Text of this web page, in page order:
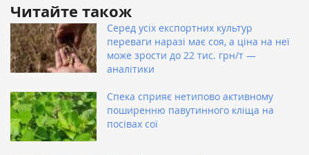
Читайте також
Серед усіх експортних культур
переваги наразі має соя, а ціна на неї
може зрости до 22 тис. грн/т —
аналітики
Спека сприяє нетипово активному
поширенню павутинного кліща на
посівах сої